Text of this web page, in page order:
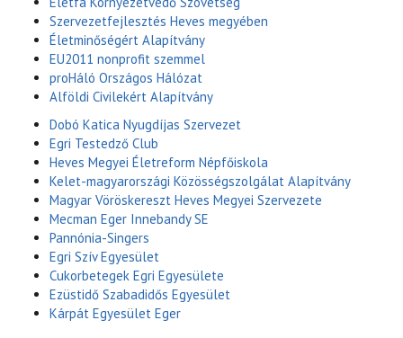
Szervezetfejlesztés Heves megyében
Életminőségért Alapítvány
EU2011 nonprofit szemmel
proHáló Országos Hálózat
Alföldi Civilekért Alapítvány
Dobó Katica Nyugdíjas Szervezet
Egri Testedző Club
Heves Megyei Életreform Népfőiskola
Kelet-magyarországi Közösségszolgálat Alapítvány
Magyar Vöröskereszt Heves Megyei Szervezete
Mecman Eger Innebandy SE
Pannónia-Singers
Egri Szív Egyesület
Cukorbetegek Egri Egyesülete
Ezüstidő Szabadidős Egyesület
Kárpát Egyesület Eger